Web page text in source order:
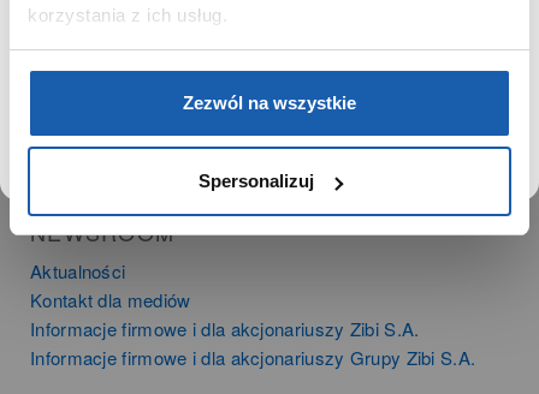
korzystania z ich usług.
Zezwól na wszystkie
Spersonalizuj
SIECI SPRZEDAŻY
Salony muzyczne Riff
NEWSROOM
Aktualności
Kontakt dla mediów
Informacje firmowe i dla akcjonariuszy Zibi S.A.
Informacje firmowe i dla akcjonariuszy Grupy Zibi S.A.